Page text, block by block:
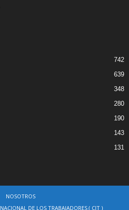
742
639
348
280
190
143
131
NOSOTROS
DE LOS TRABAJADORES ( CIT )